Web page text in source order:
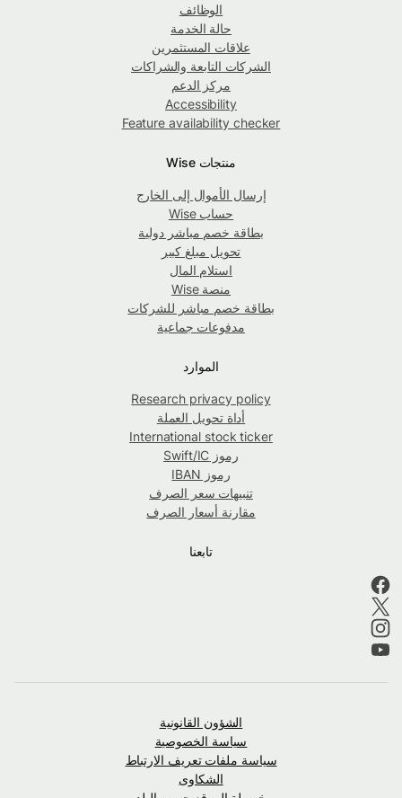
الوظائف
حالة الخدمة
علاقات المستثمرين
الشركات التابعة والشراكات
مركز الدعم
Accessibility
Feature availability checker
منتجات Wise
إرسال الأموال إلى الخارج
حساب Wise
بطاقة خصم مباشر دولية
تحويل مبلغ كبير
استلام المال
منصة Wise
بطاقة خصم مباشر للشركات
مدفوعات جماعية
الموارد
Research privacy policy
أداة تحويل العملة
International stock ticker
رموز Swift/IC
رموز IBAN
تنبيهات سعر الصرف
مقارنة أسعار الصرف
تابعنا
الشؤون القانونية
سياسة الخصوصية
سياسة ملفات تعريف الارتباط
الشكاوى